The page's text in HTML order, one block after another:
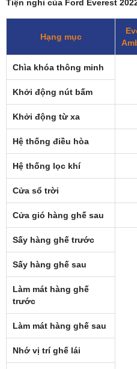
Tiện nghi của Ford Everest
Hạng mục
Chìa khóa thông minh
Khởi động nút bấm
Khởi động từ xa
Hệ thống điều hòa
Hệ thống lọc khí
Cửa sổ trời
Cửa gió hàng ghế sau
Sấy hàng ghế trước
Sấy hàng ghế sau
Làm mát hàng ghế
trước
Làm mát hàng ghế sau
Nhớ vị trí ghế lái